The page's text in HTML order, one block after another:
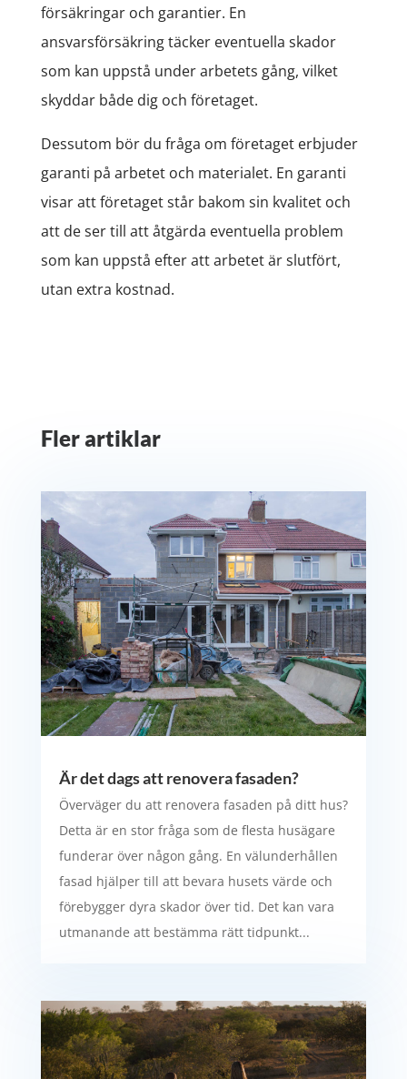
försäkringar och garantier. En
ansvarsförsäkring täcker eventuella skador
som kan uppstå under arbetets gång, vilket
skyddar både dig och företaget.
Dessutom bör du fråga om företaget erbjuder
garanti på arbetet och materialet. En garanti
visar att företaget står bakom sin kvalitet och
att de ser till att åtgärda eventuella problem
som kan uppstå efter att arbetet är slutfört,
utan extra kostnad.
Fler artiklar
Är det dags att renovera fasaden?
Överväger du att renovera fasaden på ditt hus?
Detta är en stor fråga som de flesta husägare
funderar över någon gång. En välunderhållen
fasad hjälper till att bevara husets värde och
förebygger dyra skador över tid. Det kan vara
utmanande att bestämma rätt tidpunkt...